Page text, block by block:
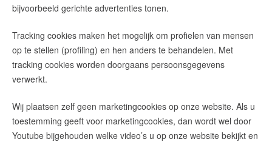
bijvoorbeeld gerichte advertenties tonen.
Tracking cookies maken het mogelijk om profielen van mensen
op te stellen (profiling) en hen anders te behandelen. Met
tracking cookies worden doorgaans persoonsgegevens
verwerkt.
Wij plaatsen zelf geen marketingcookies op onze website. Als u
toestemming geeft voor marketingcookies, dan wordt wel door
Youtube bijgehouden welke video’s u op onze website bekijkt en